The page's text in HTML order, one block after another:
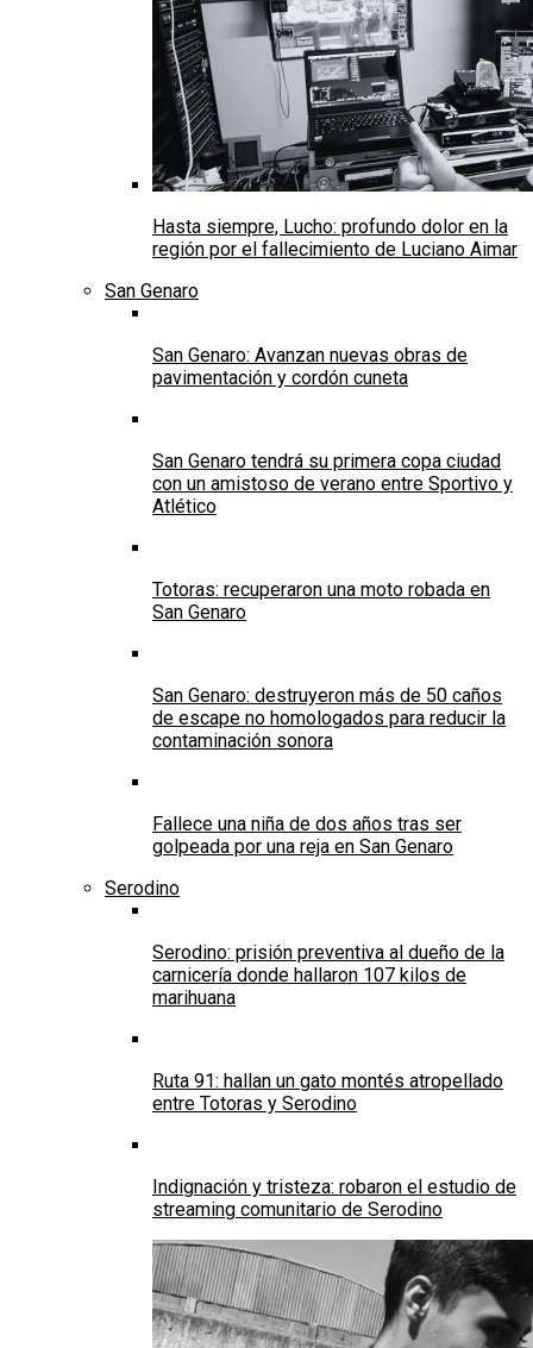
Hasta siempre, Lucho: profundo dolor en la
región por el fallecimiento de Luciano Aimar
San Genaro
San Genaro: Avanzan nuevas obras de
pavimentación y cordón cuneta
San Genaro tendrá su primera copa ciudad
con un amistoso de verano entre Sportivo y
Atlético
Totoras: recuperaron una moto robada en
San Genaro
San Genaro: destruyeron más de 50 caños
de escape no homologados para reducir la
contaminación sonora
Fallece una niña de dos años tras ser
golpeada por una reja en San Genaro
Serodino
Serodino: prisión preventiva al dueño de la
carnicería donde hallaron 107 kilos de
marihuana
Ruta 91: hallan un gato montés atropellado
entre Totoras y Serodino
Indignación y tristeza: robaron el estudio de
streaming comunitario de Serodino